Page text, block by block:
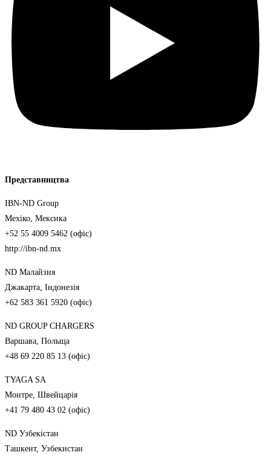
Представництва
IBN-ND Group
Мехіко, Мексика
+52 55 4009 5462 (офіс)
http://ibn-nd.mx
ND Малайзия
Джакарта, Індонезія
+62 583 361 5920 (офіс)
ND GROUP CHARGERS
Варшава, Польща
+48 69 220 85 13 (офіс)
TYAGA SA
Монтре, Швейцарія
+41 79 480 43 02 (офіс)
ND Узбекістан
Ташкент, Узбекистан